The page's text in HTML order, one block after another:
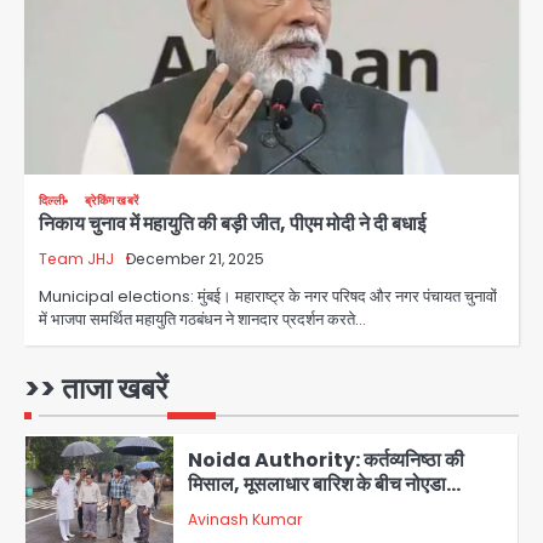
दिल्ली ब्रेकिंग खबरें
निकाय चुनाव में महायुति की बड़ी जीत, पीएम मोदी ने दी बधाई
Team JHJ December 21, 2025
Municipal elections: मुंबई। महाराष्ट्र के नगर परिषद और नगर पंचायत चुनावों
में भाजपा समर्थित महायुति गठबंधन ने शानदार प्रदर्शन करते…
>> ताजा खबरें
Avinash Kumar
Greater Noida (Badalpur):
सरिया लदा कैंटर अनियंत्रित होकर घुसा
किराना दुकान में , ड्राइवर की मौत
Avinash Kumar
एक्टिंग डेब्यू फिल्म विजुअली स्ट्राइकिंग लेकिन
स्क्रीनप्ले में कमजोर, लेकिन कहानी अधूरी रह
गई, 3 स्टार रेटिंग
Avinash Kumar
1
Felix Hospital Noida: फेलिक्स
Noida Authority: कर्तव्यनिष्ठा की
मिसाल, मूसलाधार बारिश के बीच नोएडा
प्राधिकरण ने संभाला मोर्चा, सेक्टर 105
आरडब्ल्यूए ने जताया आभार
Avinash Kumar